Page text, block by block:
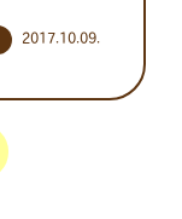
2017.10.09.